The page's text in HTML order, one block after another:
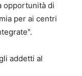
opportunità di
per ai centri
addetti al